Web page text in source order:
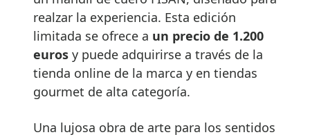
realzar la experiencia. Esta edición
limitada se ofrece a un precio de 1.200
euros y puede adquirirse a través de la
tienda online de la marca y en tiendas
gourmet de alta categoría.
Una lujosa obra de arte para los sentidos